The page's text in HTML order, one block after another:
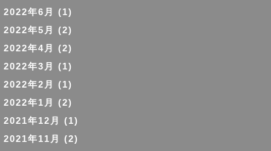
2022年6月
(1)
2022年5月
(2)
2022年4月
(2)
2022年3月
(1)
2022年2月
(1)
2022年1月
(2)
2021年12月
(1)
2021年11月
(2)